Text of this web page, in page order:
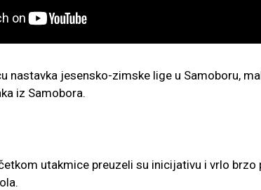
nastavka jesensko-zimske lige u Samoboru,
iz Samobora.
utakmice preuzeli su inicijativu i vrlo